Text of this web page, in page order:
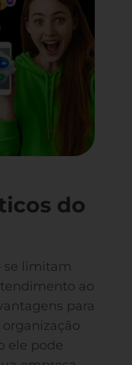
do
se limitam
ao
para
ele pode